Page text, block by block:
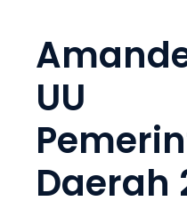
UU
Daerah